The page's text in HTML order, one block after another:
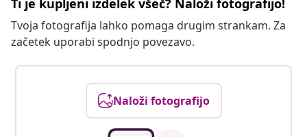
Ti je kupljeni izdelek všeč? Naloži fotografijo!
Tvoja fotografija lahko pomaga drugim strankam. Za
začetek uporabi spodnjo povezavo.
Naloži fotografijo